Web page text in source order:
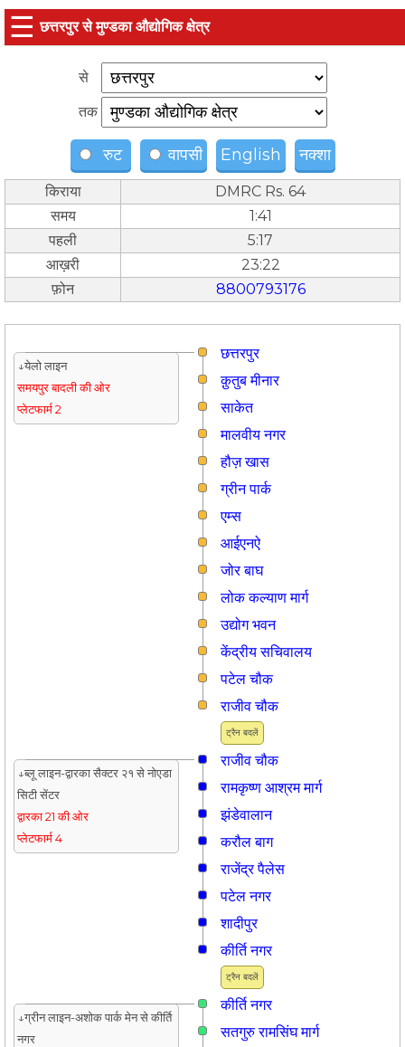
☰ छत्तरपुर से मुण्डका औद्योगिक क्षेत्र
से
तक
रुट वापसी English नक्शा
किराया
DMRC Rs. 64
समय
1:41
पहली
5:17
आख़री
23:22
फ़ोन
8800793176
छत्तरपुर
↓येलो लाइन
समयपुर बादली की ओर
प्लेटफार्म 2
क़ुतुब मीनार
साकेत
मालवीय नगर
हौज़ खास
ग्रीन पार्क
एम्स
आईएनऐ
जोर बाघ
लोक कल्याण मार्ग
उद्योग भवन
केंद्रीय सचिवालय
पटेल चौक
ट्रैन बदलें
राजीव चौक
राजीव चौक
↓ब्लू लाइन-द्वारका सैक्टर २१ से नोएडा
सिटी सेंटर
द्वारका 21 की ओर
प्लेटफार्म 4
रामकृष्ण आश्रम मार्ग
झंडेवालान
करौल बाग
राजेंद्र पैलेस
पटेल नगर
शादीपुर
ट्रैन बदलें
कीर्ति नगर
कीर्ति नगर
↓ग्रीन लाइन-अशोक पार्क मेन से कीर्ति
नगर
सतगुरु रामसिंघ मार्ग